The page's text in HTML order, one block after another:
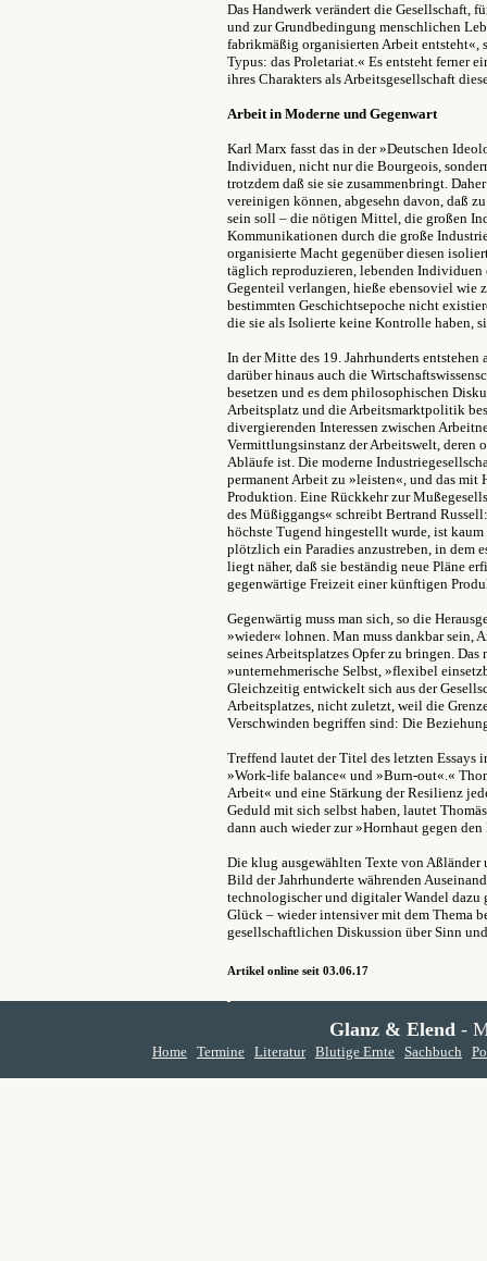
Das Handwerk verändert die Gesellschaft,
und zur Grundbedingung menschlichen
fabrikmäßig organisierten Arbeit entsteht«,
Typus: das Proletariat.« Es entsteht ferner
ihres Charakters als Arbeitsgesellschaft
Arbeit in Moderne und Gegenwart
Karl Marx fasst das in der »Deutschen
Individuen, nicht nur die Bourgeois,
trotzdem daß sie sie zusammenbringt.
vereinigen können, abgesehn davon, daß
sein soll – die nötigen Mittel, die großen
Kommunikationen durch die große
organisierte Macht gegenüber diesen
täglich reproduzieren, lebenden Individuen
Gegenteil verlangen, hieße ebensoviel wie
bestimmten Geschichtsepoche nicht
die sie als Isolierte keine Kontrolle haben,
In der Mitte des 19. Jahrhunderts entstehen
darüber hinaus auch die
besetzen und es dem philosophischen
Arbeitsplatz und die Arbeitsmarktpolitik
divergierenden Interessen zwischen
Vermittlungsinstanz der Arbeitswelt, deren
Abläufe ist. Die moderne
permanent Arbeit zu »leisten«, und das
Produktion. Eine Rückkehr zur
des Müßiggangs« schreibt Bertrand
höchste Tugend hingestellt wurde, ist
plötzlich ein Paradies anzustreben, in dem
liegt näher, daß sie beständig neue Pläne
gegenwärtige Freizeit einer künftigen
Gegenwärtig muss man sich, so die
»wieder« lohnen. Man muss dankbar sein,
seines Arbeitsplatzes Opfer zu bringen.
»unternehmerische Selbst, »flexibel
Gleichzeitig entwickelt sich aus der
Arbeitsplatzes, nicht zuletzt, weil die
Verschwinden begriffen sind: Die
Treffend lautet der Titel des letzten Essays
»Work-life balance« und »Burn-out«.«
Arbeit« und eine Stärkung der Resilienz
Geduld mit sich selbst haben, lautet
dann auch wieder zur »Hornhaut gegen
Die klug ausgewählten Texte von
Bild der Jahrhunderte währenden
technologischer und digitaler Wandel dazu
Glück – wieder intensiver mit dem Thema
gesellschaftlichen Diskussion über Sinn
Artikel online seit 03.06.17
Glanz & Elend -
Home Termine Literatur Blutige Ernte Sachbuch